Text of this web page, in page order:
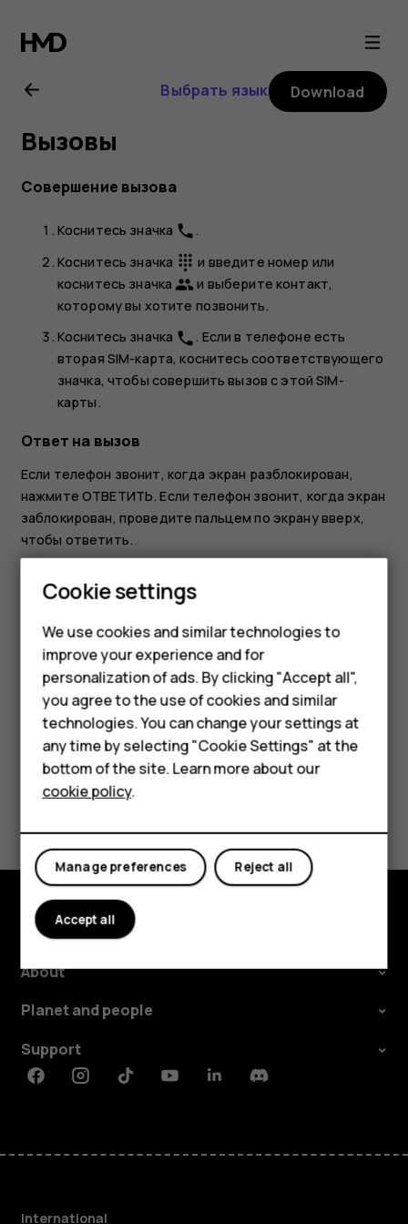
Nokia
X10
user
guide
Smartphones
Feature phones
Phones for kids
Accessories
HMD Terra M
For business
Tablets
Выбрать язык Download
Вызовы
Совершение вызова
Коснитесь значка phone .
Коснитесь значка dialpad и введите номер или
коснитесь значка groupи выберите контакт,
которому вы хотите позвонить.
Коснитесь значка phone. Если в телефоне есть
вторая SIM-карта, коснитесь соответствующего
значка, чтобы совершить вызов с этой SIM-
карты.
Ответ на вызов
Если телефон звонит, когда экран разблокирован,
нажмитеОТВЕТИТЬ. Если телефон звонит, когда экран
заблокирован, проведите пальцем по экрану вверх,
чтобы ответить.
нажмитеОТКЛОНИТЬ. Если телефон звонит, когда
экран заблокирован, проведите пальцем по экрану
вниз, чтобы отклонить вызов.
Did you find this helpful?
Yes No
Explore
About
Planet and people
Support
FacebookInstagramTiktokYoutubeLinkedinDiscord
International
Cookie settings
We use cookies and similar technologies to
improve your experience and for
personalization of ads. By clicking "Accept all",
you agree to the use of cookies and similar
technologies. You can change your settings at
any time by selecting "Cookie Settings" at the
bottom of the site. Learn more about our
cookie policy.
Reject all
Manage preferences
Accept all